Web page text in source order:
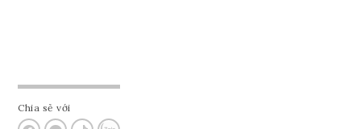
Chia sẻ với